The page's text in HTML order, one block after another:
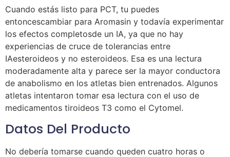
Cuando estás listo para PCT, tu puedes
entoncescambiar para Aromasin y todavía experimentar
los efectos completosde un IA, ya que no hay
experiencias de cruce de tolerancias entre
IAesteroideos y no esteroideos. Esa es una lectura
moderadamente alta y parece ser la mayor conductora
de anabolismo en los atletas bien entrenados. Algunos
atletas intentaron tomar esa lectura con el uso de
medicamentos tiroideos T3 como el Cytomel.
Datos Del Producto
No debería tomarse cuando queden cuatro horas o